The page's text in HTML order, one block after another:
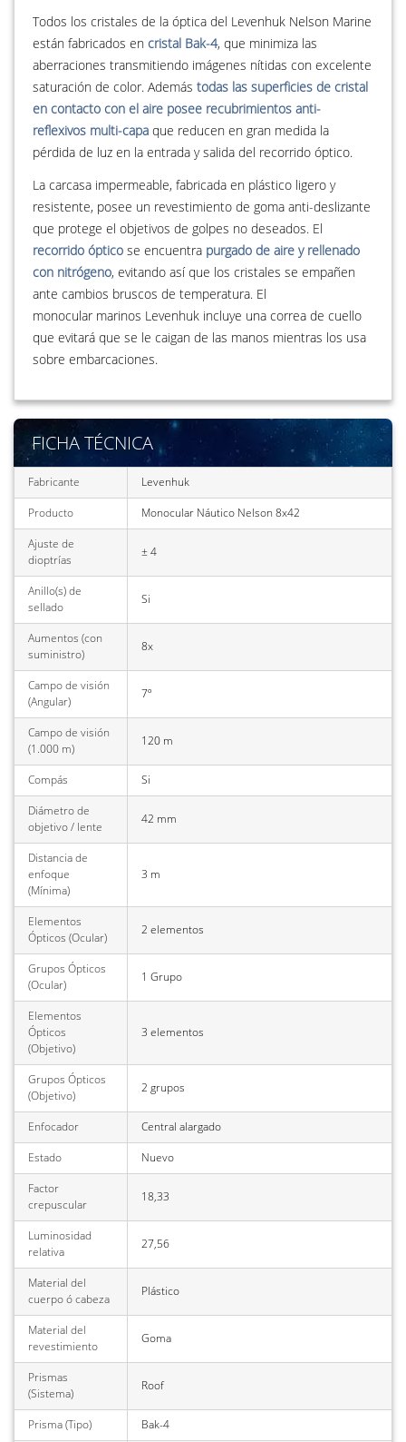
Todos los cristales de la óptica del Levenhuk Nelson Marine
están fabricados en cristal Bak-4, que minimiza las
aberraciones transmitiendo imágenes nítidas con excelente
saturación de color. Además todas las superficies de cristal
en contacto con el aire posee recubrimientos anti-
reflexivos multi-capa que reducen en gran medida la
pérdida de luz en la entrada y salida del recorrido óptico.
La carcasa impermeable, fabricada en plástico ligero y
resistente, posee un revestimiento de goma anti-deslizante
que protege el objetivos de golpes no deseados. El
recorrido óptico se encuentra purgado de aire y rellenado
con nitrógeno, evitando así que los cristales se empañen
ante cambios bruscos de temperatura. El
monocular marinos Levenhuk incluye una correa de cuello
que evitará que se le caigan de las manos mientras los usa
sobre embarcaciones.
FICHA TÉCNICA
Fabricante
Levenhuk
Producto
Monocular Náutico Nelson 8x42
Ajuste de
dioptrías
± 4
Anillo(s) de
sellado
Si
Aumentos (con
suministro)
8x
Campo de visión
(Angular)
7º
Campo de visión
(1.000 m)
120 m
Compás
Si
Diámetro de
objetivo / lente
42 mm
Distancia de
enfoque
(Mínima)
3 m
Elementos
Ópticos (Ocular)
2 elementos
Grupos Ópticos
(Ocular)
1 Grupo
Elementos
Ópticos
(Objetivo)
3 elementos
Grupos Ópticos
(Objetivo)
2 grupos
Enfocador
Central alargado
Estado
Nuevo
Factor
crepuscular
18,33
Luminosidad
relativa
27,56
Material del
cuerpo ó cabeza
Plástico
Material del
revestimiento
Goma
Prismas
(Sistema)
Roof
Prisma (Tipo)
Bak-4